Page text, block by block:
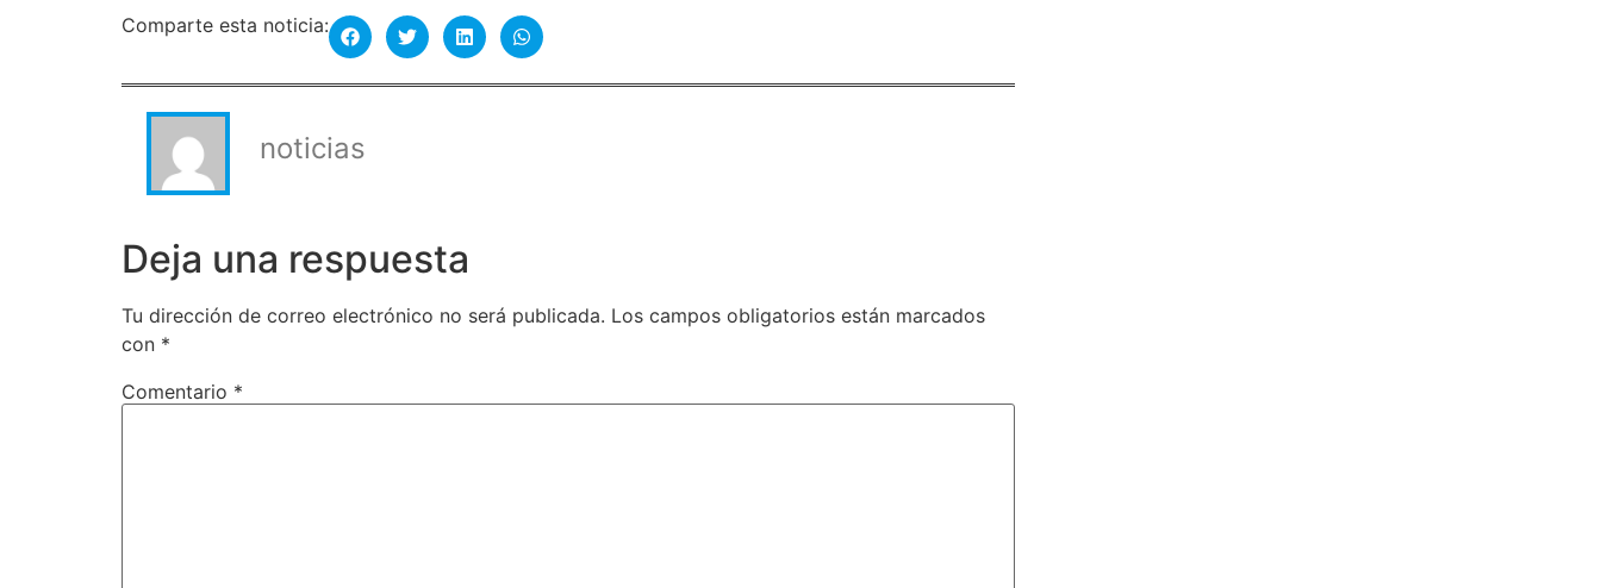
Comparte esta noticia:
noticias
Deja una respuesta
Tu dirección de correo electrónico no será publicada. Los campos obligatorios están marcados
con *
Comentario *